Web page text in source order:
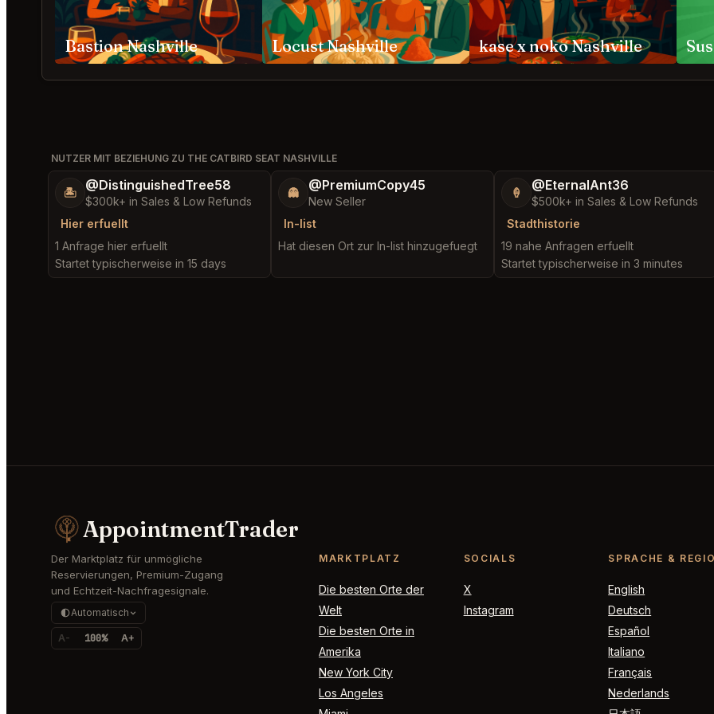
Bastion Nashville Locust Nashville kase x noko Nashville
NUTZER MIT BEZIEHUNG ZU THE CATBIRD SEAT NASHVILLE
🏝️ @DistinguishedTree58
$300k+ in Sales & Low Refunds
Hier erfuellt
1 Anfrage hier erfuellt
Startet typischerweise in 15 days
👻 @PremiumCopy45
New Seller
In-list
Hat diesen Ort zur In-list hinzugefuegt
🍦 @EternalAnt36
$500k+ in Sales & Low Refunds
Stadthistorie
19 nahe Anfragen erfuellt
Startet typischerweise in 3 minutes
AppointmentTrader
Der Marktplatz für unmögliche
Reservierungen, Premium-Zugang
und Echtzeit-Nachfragesignale.
Automatisch
A- 100% A+
MARKTPLATZ
Die besten Orte der
Welt
Die besten Orte in
Amerika
New York City
Los Angeles
SOCIALS
X
Instagram
SPRACHE &
English
Deutsch
Español
Italiano
Français
Nederlands